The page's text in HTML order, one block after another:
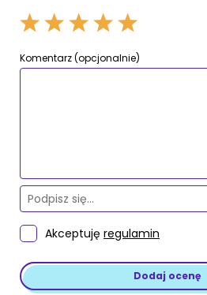
Komentarz (opcjonalnie)
Akceptuję regulamin
Dodaj ocenę